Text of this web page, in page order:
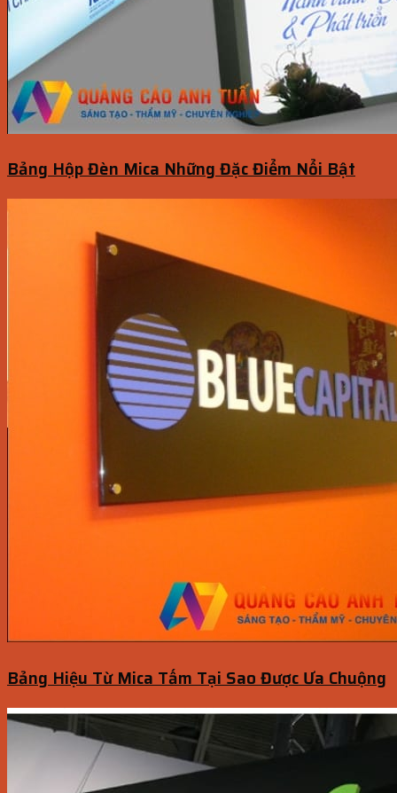
Bảng Hộp Đèn Mica Những Đặc Điểm Nổi Bật
Bảng Hiệu Từ Mica Tấm Tại Sao Được Ưa Chuộng